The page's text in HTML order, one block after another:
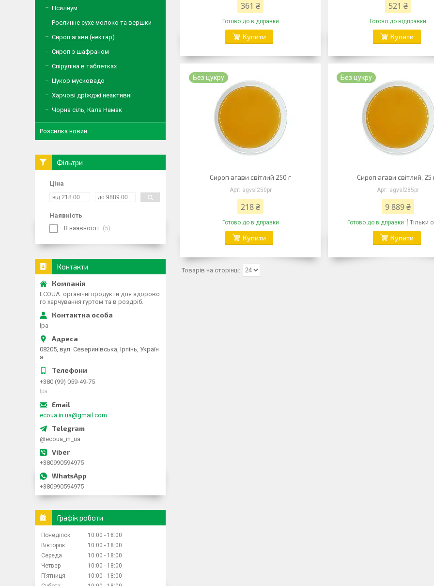
361 ₴
Готово до відправки
Купити
521 ₴
Готово до відправки
Купити
Без цукру
Сироп агави світлий 250 г
agvsl250pr
218 ₴
Готово до відправки
Купити
Без цукру
Сироп агави світлий, 25
agvsl285pr
9 889 ₴
Готово до відправки Тільки
Купити
Псилиум
Рослинне сухе молоко та вершки
Сироп агави (нектар)
Сироп з шафраном
Спіруліна в таблетках
Цукор мусковадо
Харчові дріжджі неактивні
Чорна сіль, Кала Намак
Розсилка новин
Фільтри
Ціна
Наявність
В наявності
5
Контакти
ECOUA: органічні продукти для здорово
го харчування гуртом та в роздріб.
Іра
08205, вул. Северинівська, Ірпінь, Україн
а
+380 (99) 059-49-75
Іра
ecoua.in.ua@gmail.com
@ecoua_in_ua
+380990594975
+380990594975
Графік роботи
Понеділок 10:00
18:00
Вівторок
10:00
18:00
Середа
10:00
18:00
Четвер
10:00
18:00
Пʼятниця
10:00
18:00